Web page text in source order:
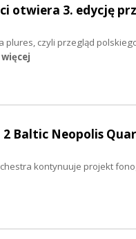
otwiera 3. edycję
plures, czyli przegląd
więcej
2 Baltic Neopolis
kontynuuje projekt